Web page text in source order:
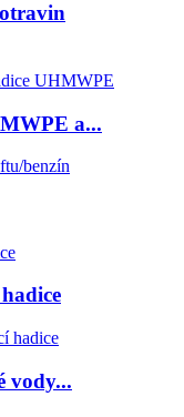
a...
vody...